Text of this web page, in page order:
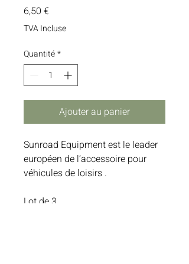
6,50 €
TVA Incluse
Quantité*
Ajouter au panier
Sunroad Equipment est le leader
européen de l’accessoire pour
véhicules de loisirs .
Lot de 3.